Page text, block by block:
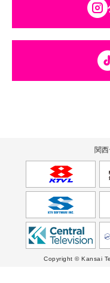
関
Copyright © Kansai